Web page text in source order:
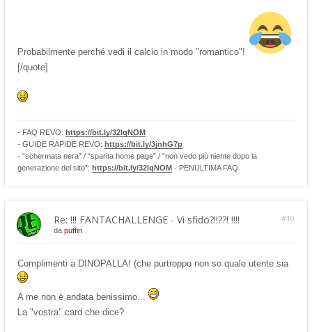
Probabilmente perché vedi il calcio in modo "romantico"!
[/quote]
- FAQ REVO: https://bit.ly/32lqNOM
- GUIDE RAPIDE REVO: https://bit.ly/3jnhG7p
- “schermata nera” / “sparita home page” / “non vedo più niente dopo la
generazione del sito”: https://bit.ly/32lqNOM - PENULTIMA FAQ
Re: !!! FANTACHALLENGE - Vi sfido?!!??! !!!! #10
da puffin
Complimenti a DINOPALLA! (che purtroppo non so quale utente sia
A me non è andata benissimo...
La "vostra" card che dice?